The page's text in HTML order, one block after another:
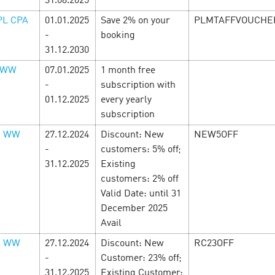
CÙNG CƠN
DOUBLE DAY! 🎉
sale cực đỉnh đã đến! 🔥
thỏa sức mua sắm với
Cityads!5 March’25
and profitable promocodes.
offers as soon as you can to
CPA
01.01.2025
-
31.12.2030
Save 2% on your
booking
07.01.2025
-
01.12.2025
1 month free
subscription with
every yearly
subscription
WW
27.12.2024
-
31.12.2025
Discount: New
customers: 5% off;
Existing
customers: 2% off
Valid Date: until 31
December 2025
Avail
NEW5OFF
WW
27.12.2024
-
Discount: New
Customer: 23% off;
RC23OFF